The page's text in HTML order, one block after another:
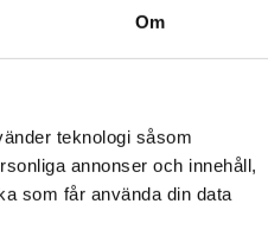
Om
teknologi såsom
annonser och innehåll,
som får använda din data